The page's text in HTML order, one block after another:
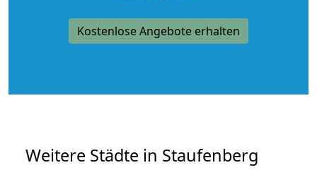
Kostenlose Angebote erhalten
Weitere Städte in Staufenberg